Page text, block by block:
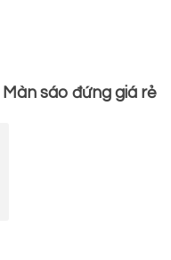
Màn sáo đứng giá rẻ